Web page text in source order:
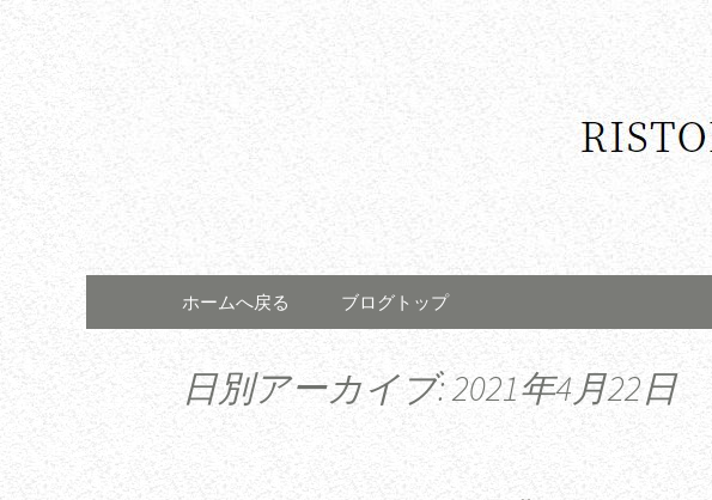
コンテンツへ移動
ホームへ戻る ブログトップ
日別アーカイブ: 2021年4月22日